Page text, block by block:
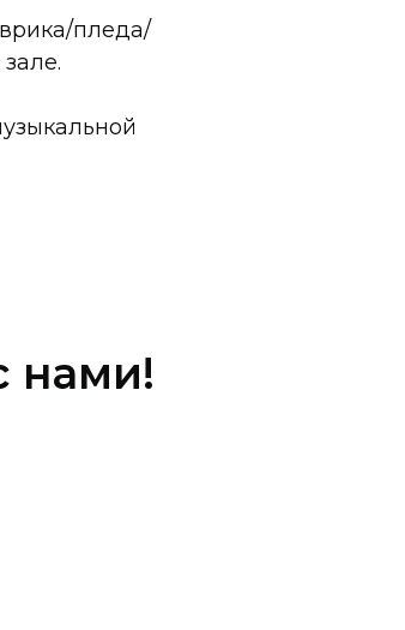
пледа/
нами!